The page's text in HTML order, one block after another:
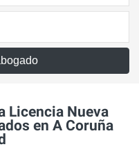
Licencia Nueva
en A Coruña